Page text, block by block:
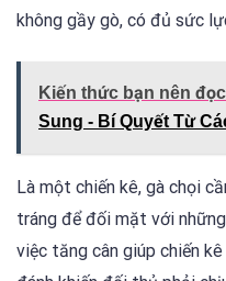
không gầy gò, có đủ sức
Kiến thức bạn nên
Sung - Bí Quyết Từ
Là một chiến kê, gà chọi
tráng để đối mặt với
việc tăng cân giúp chiến